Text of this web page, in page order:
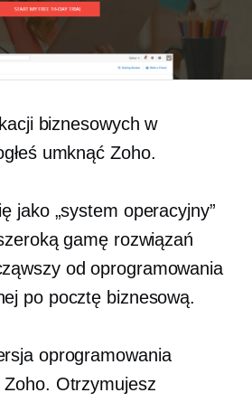
biznesowych w
umknąć Zoho.
jako „system operacyjny”
gamę rozwiązań
od oprogramowania
po pocztę biznesową.
oprogramowania
Otrzymujesz